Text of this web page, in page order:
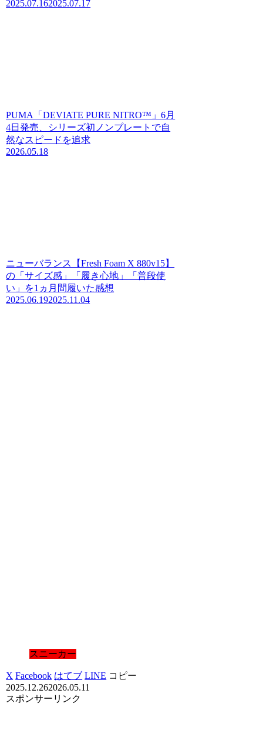
2025.07.162025.07.17
PUMA「DEVIATE PURE NITRO™」6月
4日発売、シリーズ初ノンプレートで自
然なスピードを追求
2026.05.18
ニューバランス【Fresh Foam X 880v15】
の「サイズ感」「履き心地」「普段使
い」を1ヵ月間履いた感想
2025.06.192025.11.04
スニーカー
X Facebook はてブ LINE コピー
2025.12.262026.05.11
スポンサーリンク